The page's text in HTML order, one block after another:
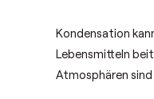
Kondensation
Lebensmitteln
Atmosphären